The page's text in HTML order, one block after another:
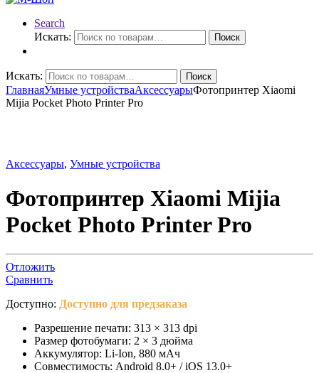
Search
Искать:
Поиск
Искать: Поиск
ГлавнаяУмные устройстваАксессуарыФотопринтер Xiaomi
Mijia Pocket Photo Printer Pro
Аксессуары, Умные устройства
Фотопринтер Xiaomi Mijia
Pocket Photo Printer Pro
Отложить
Сравнить
Доступно: Доступно для предзаказа
Разрешение печати: 313 × 313 dpi
Размер фотобумаги: 2 × 3 дюйма
Аккумулятор: Li-Ion, 880 мАч
Совместимость: Android 8.0+ / iOS 13.0+